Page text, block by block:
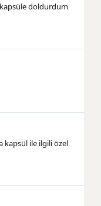
doldurdum
kapsül ile ilgili özel